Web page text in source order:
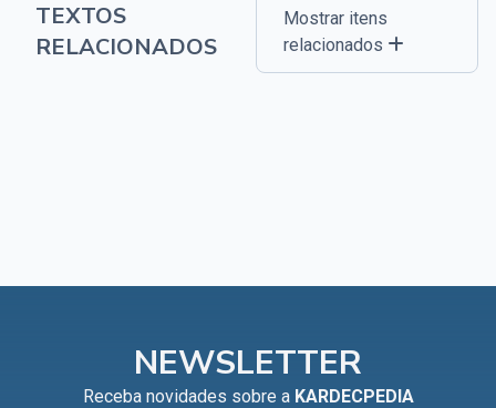
TEXTOS
RELACIONADOS
Mostrar itens
relacionados
NEWSLETTER
Receba novidades sobre a KARDECPEDIA